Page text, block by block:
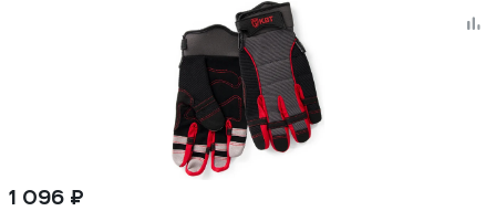
1 096 ₽